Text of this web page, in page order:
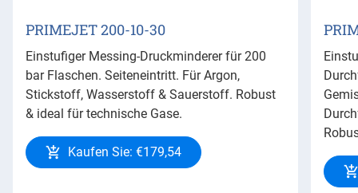
PRIMEJET 200-10-30
Einstufiger Messing-Druckminderer für 200
bar Flaschen. Seiteneintritt. Für Argon,
Stickstoff, Wasserstoff & Sauerstoff. Robust
& ideal für technische Gase.
Kaufen Sie: €179,54